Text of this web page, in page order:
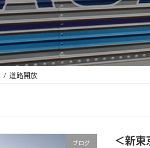
道路開放
ブログ ＜新